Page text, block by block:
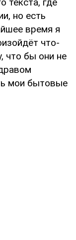
но есть
время я
что-
что бы они не
мои бытовые